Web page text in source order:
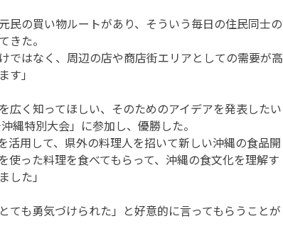
民の買い物ルートがあり、そういう毎日の住民同士の
きた。
ではなく、周辺の店や商店街エリアとしての需要が高
す」
広く知ってほしい、そのためのアイデアを発表したい
縄特別大会」に参加し、優勝した。
活用して、県外の料理人を招いて新しい沖縄の食品開
使った料理を食べてもらって、沖縄の食文化を理解す
した」
ても勇気づけられた」と好意的に言ってもらうことが